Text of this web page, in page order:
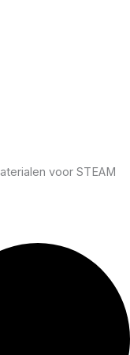
voor STEAM